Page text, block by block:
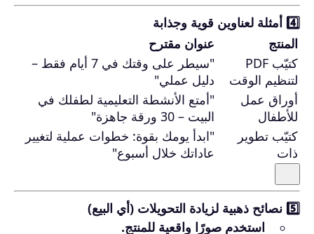
4️⃣ أمثلة لعناوين قوية وجذابة
المنتج
عنوان مقترح
كتيّب PDF
لتنظيم الوقت
"سيطر على وقتك في 7 أيام فقط –
دليل عملي"
أوراق عمل
للأطفال
"أمتع الأنشطة التعليمية لطفلك في
البيت – 30 ورقة جاهزة"
كتيّب تطوير
ذات
"ابدأ يومك بقوة: خطوات عملية لتغيير
عاداتك خلال أسبوع"
5️⃣ نصائح ذهبية لزيادة التحويلات (أي البيع)
استخدم صورًا واقعية للمنتج.